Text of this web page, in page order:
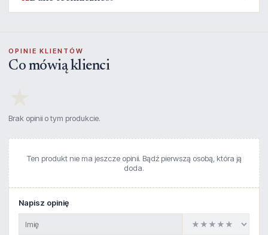
OPINIE KLIENTÓW
Co mówią klienci
Brak opinii o tym produkcie.
Ten produkt nie ma jeszcze opinii. Bądź pierwszą osobą, która ją
doda.
Napisz opinię